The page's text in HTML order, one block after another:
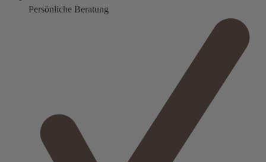
Persönliche Beratung